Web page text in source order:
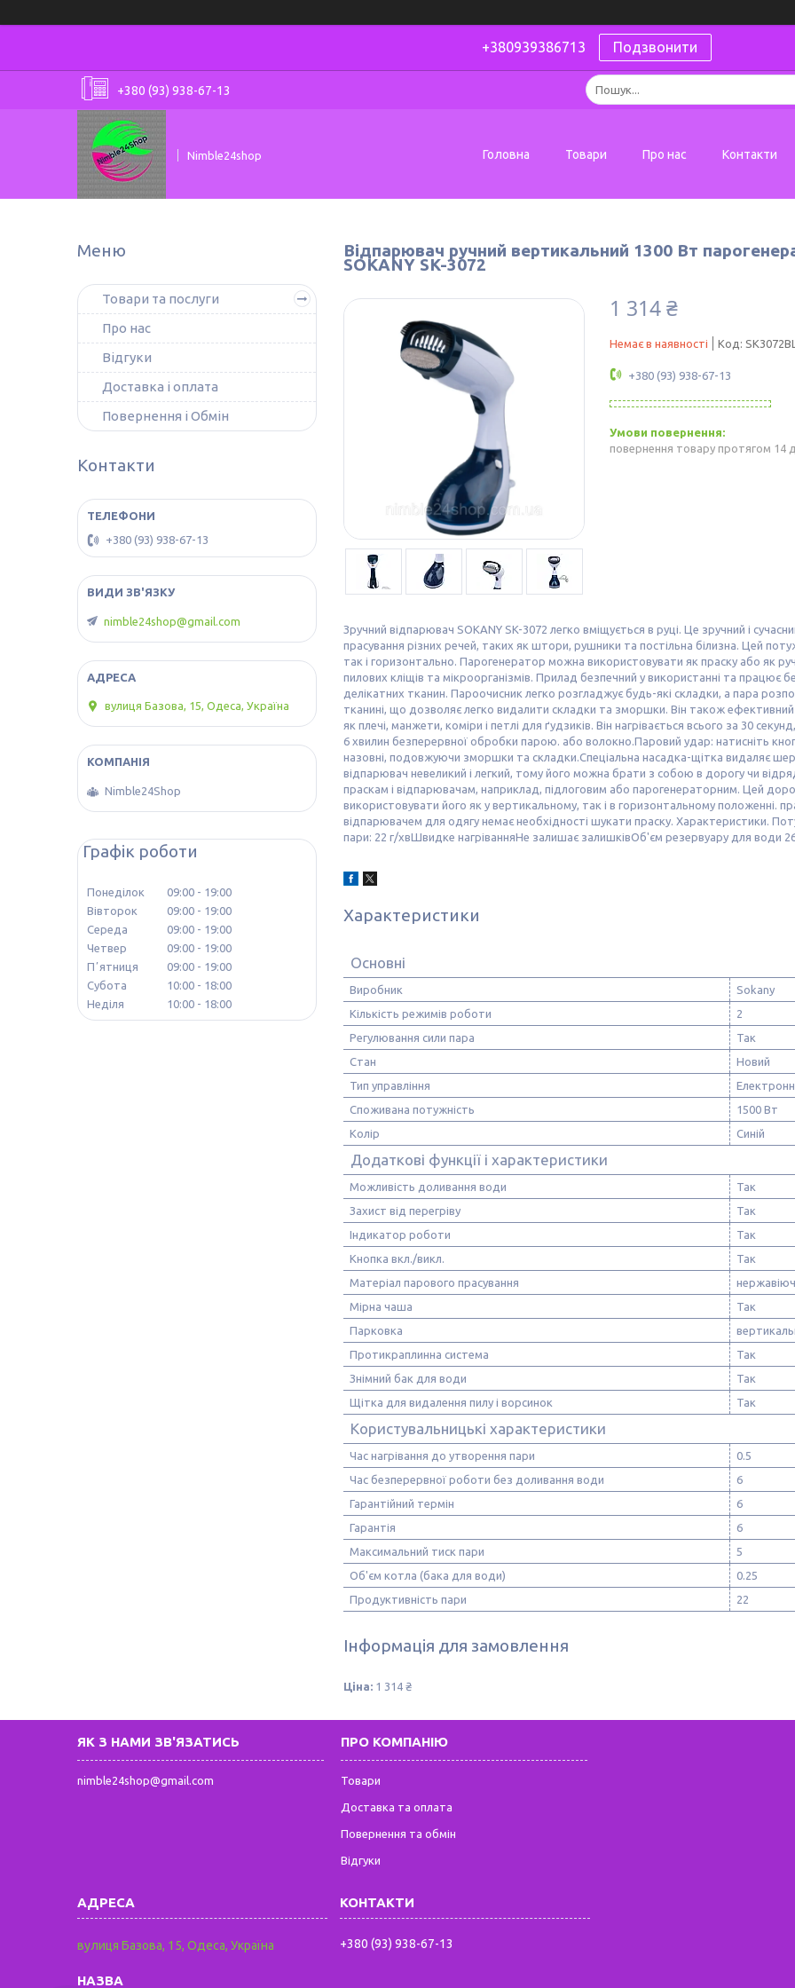
+380939386713 Подзвонити
+380 (93) 938-67-13
Nimble24shop Головна Товари Про нас Контакти
Відпарювач ручний вертикальний 1300 Вт
SOKANY SK-3072
1 314 ₴
Немає в наявності Код:
+380 (93) 938-67-13
повернення товару протягом 14
Зручний відпарювач SOKANY SK-3072 легко вміщується в руці. Це зручний і
прасування різних речей, таких як штори, рушники та постільна білизна. Цей
так і горизонтально. Парогенератор можна використовувати як праску або як
пилових кліщів та мікроорганізмів. Прилад безпечний у використанні та
делікатних тканин. Пароочисник легко розгладжує будь-які складки, а пара
тканині, що дозволяє легко видалити складки та зморшки. Він також
як плечі, манжети, коміри і петлі для ґудзиків. Він нагрівається всього за 30
6 хвилин безперервної обробки парою. або волокно.Паровий удар: натисніть
назовні, подовжуючи зморшки та складки.Спеціальна насадка-щітка видаляє
відпарювач невеликий і легкий, тому його можна брати з собою в дорогу чи
праскам і відпарювачам, наприклад, підлоговим або парогенераторним. Цей
використовувати його як у вертикальному, так і в горизонтальному положенні.
відпарювачем для одягу немає необхідності шукати праску. Характеристики.
пари: 22 г/хвШвидке нагріванняНе залишає залишківОб'єм резервуару для води
Характеристики
Основні
Виробник
Sokany
Кількість режимів роботи
2
Регулювання сили пара
Так
Стан
Новий
Тип управління
Споживана потужність
1500 Вт
Колір
Синій
Додаткові функції і характеристики
Можливість доливання води
Так
Захист від перегріву
Так
Індикатор роботи
Так
Кнопка вкл./викл.
Так
Матеріал парового прасування
Мірна чаша
Так
Парковка
Протикраплинна система
Так
Знімний бак для води
Так
Щітка для видалення пилу і ворсинок
Так
Користувальницькі характеристики
Час нагрівання до утворення пари
0.5
Час безперервної роботи без доливання води
6
Гарантійний термін
6
Гарантія
6
Максимальний тиск пари
5
Об'єм котла (бака для води)
0.25
Продуктивність пари
22
Інформація для замовлення
Ціна: 1 314 ₴
Товари та послуги
Про нас
Відгуки
Доставка і оплата
Повернення і Обмін
Контакти
+380 (93) 938-67-13
nimble24shop@gmail.com
вулиця Базова, 15, Одеса, Україна
Nimble24Shop
Графік роботи
Понеділок 09:00
19:00
Вівторок
09:00
19:00
Середа
09:00
19:00
Четвер
09:00
19:00
Пʼятниця
09:00
19:00
Субота
10:00
18:00
Неділя
10:00 18:00
ЯК З НАМИ ЗВ'ЯЗАТИСЬ
nimble24shop@gmail.com
ПРО КОМПАНІЮ
Товари
Доставка та оплата
Повернення та обмін
Відгуки
вулиця Базова, 15, Одеса, Україна +380 (93) 938-67-13